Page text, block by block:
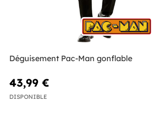
Déguisement Pac-Man gonflable
43,99 €
DISPONIBLE